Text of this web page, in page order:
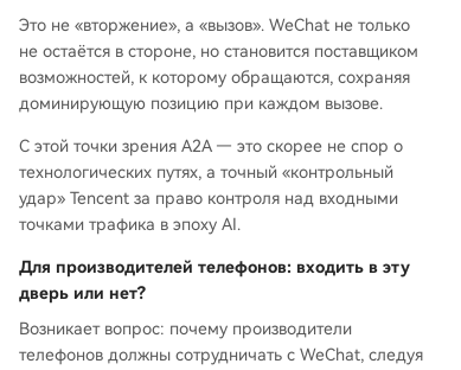
Это не «вторжение», а «вызов». WeChat не только
не остаётся в стороне, но становится поставщиком
возможностей, к которому обращаются, сохраняя
доминирующую позицию при каждом вызове.
С этой точки зрения A2A — это скорее не спор о
технологических путях, а точный «контрольный
удар» Tencent за право контроля над входными
точками трафика в эпоху AI.
Для производителей телефонов: входить в эту
дверь или нет?
Возникает вопрос: почему производители
телефонов должны сотрудничать с WeChat, следуя